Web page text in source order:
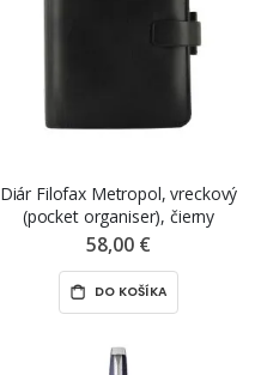
Diár Filofax Metropol, vreckový
(pocket organiser), čierny
58,00 €
DO KOŠÍKA